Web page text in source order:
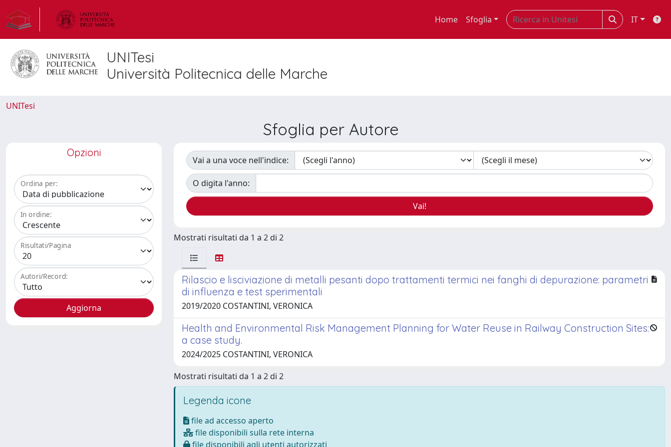
Home Sfoglia IT
UNITesi
Università Politecnica delle Marche
UNITesi
Sfoglia per Autore
Opzioni
Ordina per:
In ordine:
Risultati/Pagina
Autori/Record:
Vai a una voce nell'indice:
O digita l'anno:
Mostrati risultati da 1 a 2 di 2
Rilascio e lisciviazione di metalli pesanti dopo trattamenti termici nei fanghi di depurazione: parametri
di influenza e test sperimentali
2019/2020 COSTANTINI, VERONICA
Health and Environmental Risk Management Planning for Water Reuse in Railway Construction Sites:
a case study.
2024/2025 COSTANTINI, VERONICA
Mostrati risultati da 1 a 2 di 2
Legenda icone
file ad accesso aperto
file disponibili sulla rete interna
file disponibili agli utenti autorizzati